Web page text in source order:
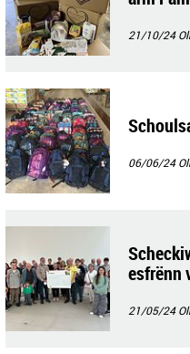
21/10/24
06/06/24
esfrënn
21/05/24